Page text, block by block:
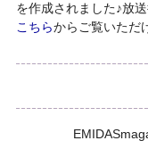
を作成されました♪放
こちらからご覧いただ